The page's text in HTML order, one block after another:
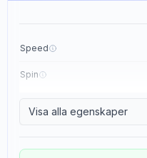
Speed
Spin
Visa alla egenskaper